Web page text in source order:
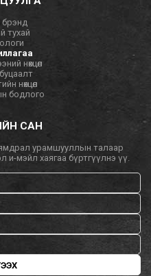
брэнд
тухай
нөхцөл
нөхцөл
бодлого
САН
урамшууллын талаар
и-мэйл хаягаа бүртгүүлнэ үү.